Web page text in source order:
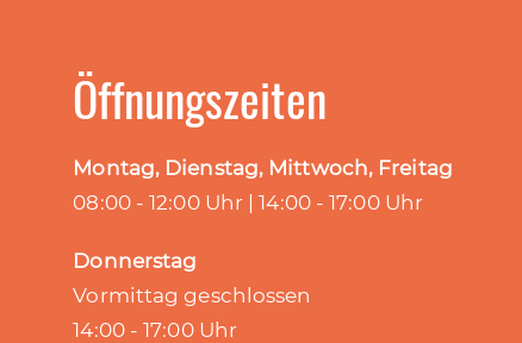
Öffnungszeiten
Montag, Dienstag, Mittwoch, Freitag
08:00 - 12:00 Uhr | 14:00 - 17:00 Uhr
Donnerstag
Vormittag geschlossen
14:00 - 17:00 Uhr